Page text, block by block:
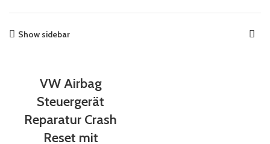
Show sidebar
VW Airbag
Steuergerät
Reparatur Crash
Reset mit